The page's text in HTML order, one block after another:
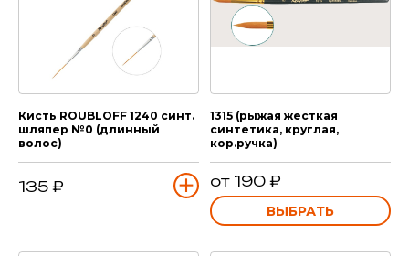
Кисть ROUBLOFF 1240 синт.
шляпер №0 (длинный
волос)
135 ₽
1315 (рыжая жесткая
синтетика, круглая,
кор.ручка)
от 190 ₽
ВЫБРАТЬ